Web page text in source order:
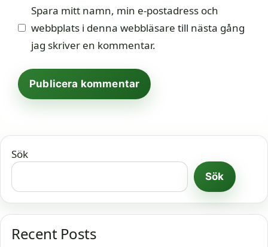
Spara mitt namn, min e-postadress och
webbplats i denna webbläsare till nästa gång
jag skriver en kommentar.
Sök
Sök
Recent Posts